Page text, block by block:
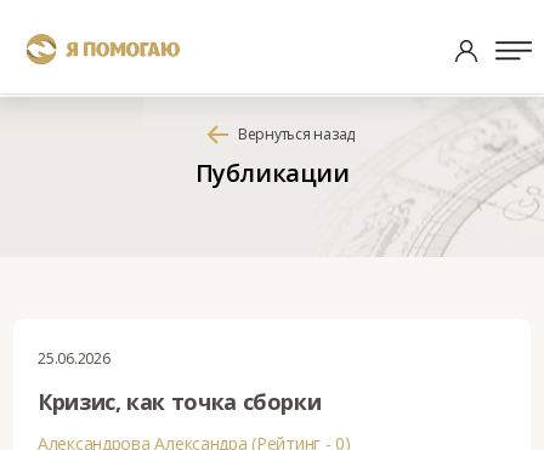
Вернуться назад
Публикации
25.06.2026
Кризис, как точка сборки
Александрова Александра (Рейтинг - 0)